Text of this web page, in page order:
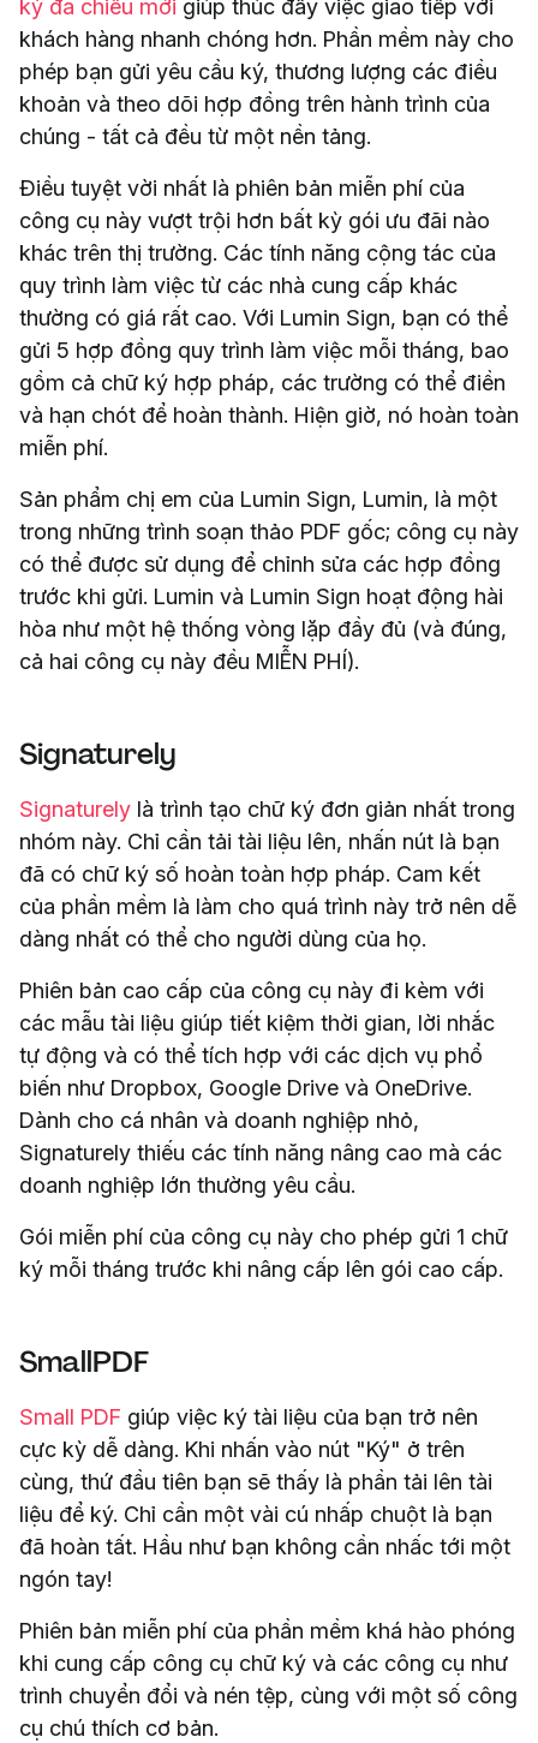
ký đa chiều mới giúp thúc đẩy việc giao tiếp với
khách hàng nhanh chóng hơn. Phần mềm này cho
phép bạn gửi yêu cầu ký, thương lượng các điều
khoản và theo dõi hợp đồng trên hành trình của
chúng - tất cả đều từ một nền tảng.
Điều tuyệt vời nhất là phiên bản miễn phí của
công cụ này vượt trội hơn bất kỳ gói ưu đãi nào
khác trên thị trường. Các tính năng cộng tác của
quy trình làm việc từ các nhà cung cấp khác
thường có giá rất cao. Với Lumin Sign, bạn có thể
gửi 5 hợp đồng quy trình làm việc mỗi tháng, bao
gồm cả chữ ký hợp pháp, các trường có thể điền
và hạn chót để hoàn thành. Hiện giờ, nó hoàn toàn
miễn phí.
Sản phẩm chị em của Lumin Sign, Lumin, là một
trong những trình soạn thảo PDF gốc; công cụ này
có thể được sử dụng để chỉnh sửa các hợp đồng
trước khi gửi. Lumin và Lumin Sign hoạt động hài
hòa như một hệ thống vòng lặp đầy đủ (và đúng,
cả hai công cụ này đều MIỄN PHÍ).
Signaturely
Signaturely là trình tạo chữ ký đơn giản nhất trong
nhóm này. Chỉ cần tải tài liệu lên, nhấn nút là bạn
đã có chữ ký số hoàn toàn hợp pháp. Cam kết
của phần mềm là làm cho quá trình này trở nên dễ
dàng nhất có thể cho người dùng của họ.
Phiên bản cao cấp của công cụ này đi kèm với
các mẫu tài liệu giúp tiết kiệm thời gian, lời nhắc
tự động và có thể tích hợp với các dịch vụ phổ
biến như Dropbox, Google Drive và OneDrive.
Dành cho cá nhân và doanh nghiệp nhỏ,
Signaturely thiếu các tính năng nâng cao mà các
doanh nghiệp lớn thường yêu cầu.
Gói miễn phí của công cụ này cho phép gửi 1 chữ
ký mỗi tháng trước khi nâng cấp lên gói cao cấp.
SmallPDF
Small PDF giúp việc ký tài liệu của bạn trở nên
cực kỳ dễ dàng. Khi nhấn vào nút "Ký" ở trên
cùng, thứ đầu tiên bạn sẽ thấy là phần tải lên tài
liệu để ký. Chỉ cần một vài cú nhấp chuột là bạn
đã hoàn tất. Hầu như bạn không cần nhấc tới một
ngón tay!
Phiên bản miễn phí của phần mềm khá hào phóng
khi cung cấp công cụ chữ ký và các công cụ như
trình chuyển đổi và nén tệp, cùng với một số công
cụ chú thích cơ bản.